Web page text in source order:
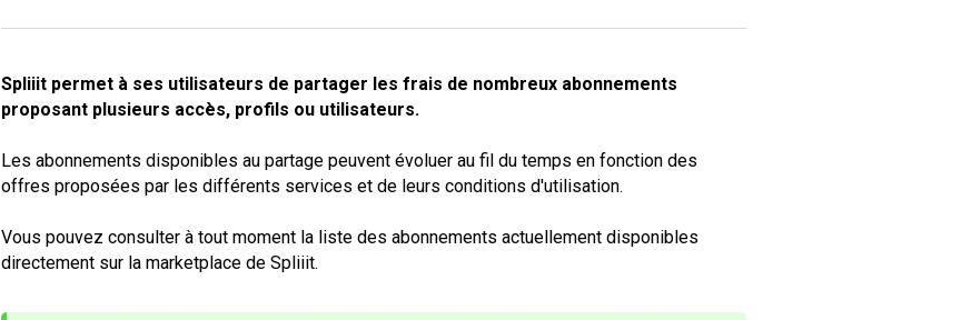
Spliiit permet à ses utilisateurs de partager les frais de nombreux abonnements
proposant plusieurs accès, profils ou utilisateurs.
Les abonnements disponibles au partage peuvent évoluer au fil du temps en fonction des
offres proposées par les différents services et de leurs conditions d'utilisation.
Vous pouvez consulter à tout moment la liste des abonnements actuellement disponibles
directement sur la marketplace de Spliiit.